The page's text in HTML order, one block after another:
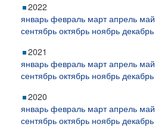
2022
январь февраль март апрель май
сентябрь октябрь ноябрь декабрь
2021
январь февраль март апрель май
сентябрь октябрь ноябрь декабрь
2020
январь февраль март апрель май
сентябрь октябрь ноябрь декабрь